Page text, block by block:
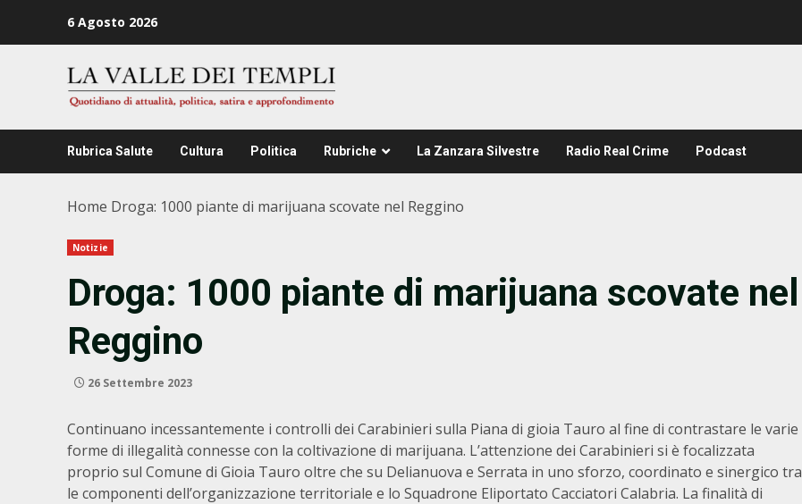
6 Agosto 2026
Rubrica Salute Cultura Politica Rubriche La Zanzara Silvestre Radio Real Crime Podcast
Home Droga: 1000 piante di marijuana scovate nel Reggino
Notizie
Droga: 1000 piante di marijuana scovate nel
Reggino
26 Settembre 2023
Continuano incessantemente i controlli dei Carabinieri sulla Piana di gioia Tauro al fine di contrastare le varie
forme di illegalità connesse con la coltivazione di marijuana. L’attenzione dei Carabinieri si è focalizzata
proprio sul Comune di Gioia Tauro oltre che su Delianuova e Serrata in uno sforzo, coordinato e sinergico tra
le componenti dell’organizzazione territoriale e lo Squadrone Eliportato Cacciatori Calabria. La finalità di